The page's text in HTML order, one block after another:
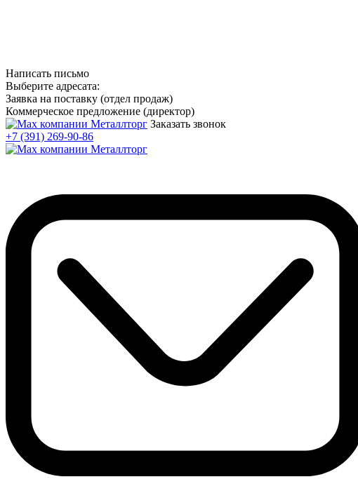
Написать письмо
Выберите адресата:
Заявка на поставку (отдел продаж)
Коммерческое предложение (директор)
Заказать звонок
+7 (391) 269-90-86